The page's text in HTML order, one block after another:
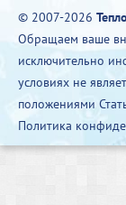
© 2007-2026
Обращаем ваше
исключительно
условиях не
положениями
Политика